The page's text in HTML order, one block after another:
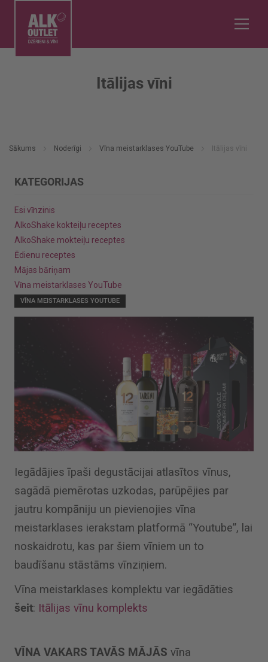
Sākums Noderīgi Vīna meistarklases YouTube Itālijas vīni
KATEGORIJAS
Esi vīnzinis
AlkoShake kokteiļu receptes
AlkoShake mokteiļu receptes
Ēdienu receptes
Mājas bāriņam
Vīna meistarklases YouTube
Itālijas vīni
VĪNA MEISTARKLASES YOUTUBE
Iegādājies īpaši degustācijai atlasītos vīnus,
sagādā piemērotas uzkodas, parūpējies par
jautru kompāniju un pievienojies vīna
meistarklases ierakstam platformā “Youtube”, lai
noskaidrotu, kas par šiem vīniem un to
baudīšanu stāstāms vīnziņiem.
Vīna meistarklases komplektu var iegādāties
šeit: Itālijas vīnu komplekts
VĪNA VAKARS TAVĀS MĀJĀS vīna